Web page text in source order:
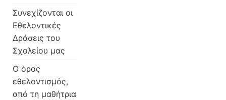
Συνεχίζονται οι
Εθελοντικές
Δράσεις του
Σχολείου μας
Ο όρος
εθελοντισμός,
από τη μαθήτρια